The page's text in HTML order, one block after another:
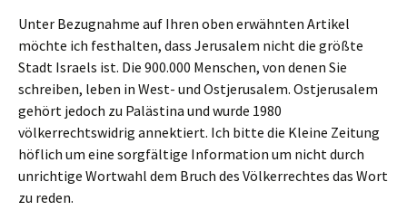
Unter Bezugnahme auf Ihren oben erwähnten Artikel
möchte ich festhalten, dass Jerusalem nicht die größte
Stadt Israels ist. Die 900.000 Menschen, von denen Sie
schreiben, leben in West- und Ostjerusalem. Ostjerusalem
gehört jedoch zu Palästina und wurde 1980
völkerrechtswidrig annektiert. Ich bitte die Kleine Zeitung
höflich um eine sorgfältige Information um nicht durch
unrichtige Wortwahl dem Bruch des Völkerrechtes das Wort
zu reden.